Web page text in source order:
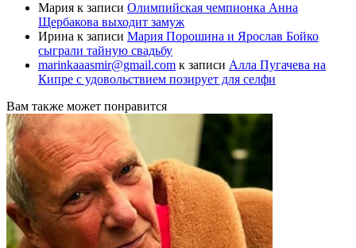
Мария к записи Олимпийская чемпионка Анна
Щербакова выходит замуж
Ирина к записи Мария Порошина и Ярослав Бойко
сыграли тайную свадьбу
marinkaaasmir@gmail.com к записи Алла Пугачева на
Кипре с удовольствием позирует для селфи
Вам также может понравится